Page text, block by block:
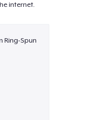
internet.
Ring-Spun